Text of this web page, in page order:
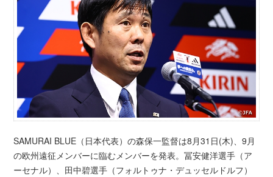
SAMURAI BLUE（日本代表）の森保一監督は8月31日(木)、9月
の欧州遠征メンバーに臨むメンバーを発表。冨安健洋選手（ア
ーセナル）、田中碧選手（フォルトゥナ・デュッセルドルフ）